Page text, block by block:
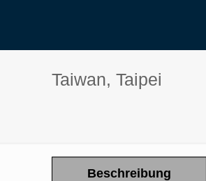
Taiwan, Taipei
Beschreibung